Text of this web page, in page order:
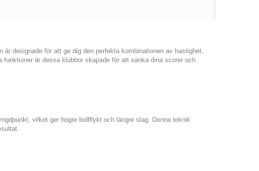
designade för att ge dig den perfekta kombinationen av hastighet,
är dessa klubbor skapade för att sänka dina scorer och
vilket ger högre bollflykt och längre slag. Denna teknik